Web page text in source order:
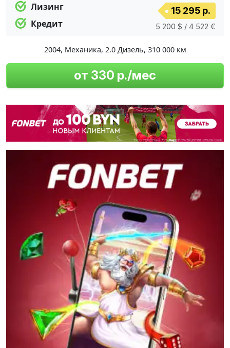
Лизинг
Кредит
15 295 р.
5 200 $ / 4 522 €
2004, Механика, 2.0 Дизель, 310 000 км
от 330 р./мес